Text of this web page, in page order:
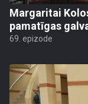
Margaritai
pamatīgas
69. epizode